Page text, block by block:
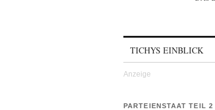
TICHYS EINBLICK
PARTEIENSTAAT TEIL 2